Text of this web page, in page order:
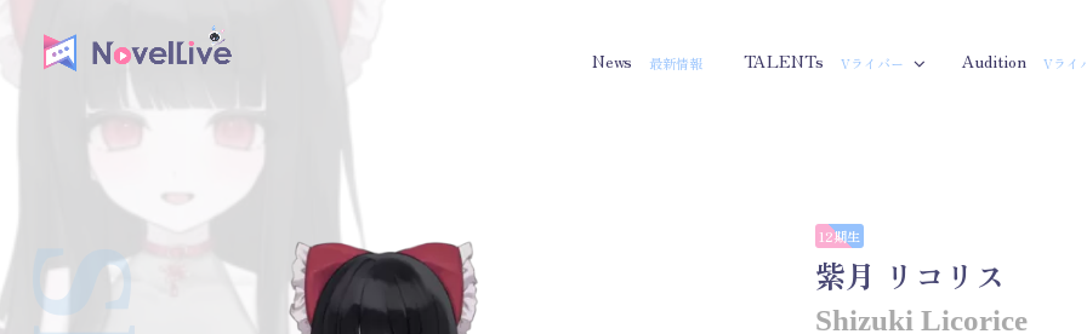
News 最新情報 TALENTs Vライバー Audition Vライ
12期生
紫月 リコリス
Shizuki Licorice